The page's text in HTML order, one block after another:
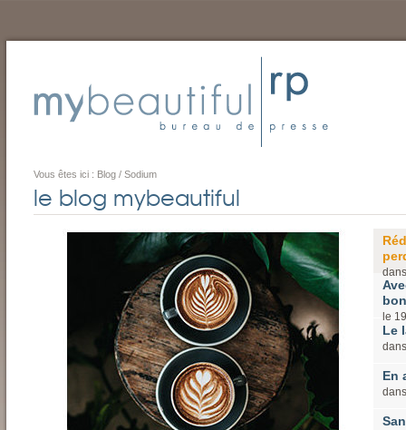
Vous êtes ici : Blog / Sodium
le blog mybeautiful
le 19
Le
En